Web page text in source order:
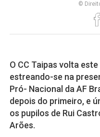
©
O CC Taipas volta
estreando-se na
Pró- Nacional da AF
depois do primeiro, e
os pupilos de Rui
Arões.